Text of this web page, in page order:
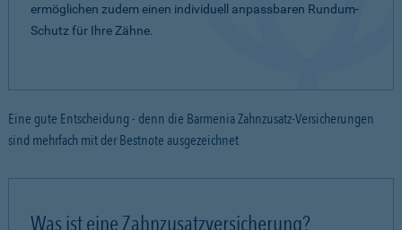
ermöglichen zudem einen individuell anpassbaren Rundum-
Schutz für Ihre Zähne.
Eine gute Entscheidung - denn die Barmenia Zahnzusatz-Versicherungen
sind mehrfach mit der Bestnote ausgezeichnet
Was ist eine Zahnzusatzversicherung?